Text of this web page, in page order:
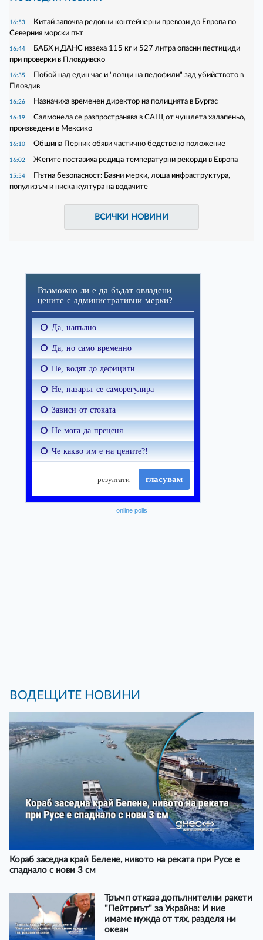
16:53
Китай започва редовни контейнерни превози до Европа по
Северния морски път
16:44
БАБХ и ДАНС иззеха 115 кг и 527 литра опасни пестициди
при проверки в Пловдивско
16:35
Побой над един час и "ловци на педофили" зад убийството в
Пловдив
16:26 Назначиха временен директор на полицията в Бургас
16:19
Салмонела се разпространява в САЩ от чушлета халапеньо,
произведени в Мексико
16:10 Община Перник обяви частично бедствено положение
16:02 Жегите поставиха редица температурни рекорди в Европа
15:54
Пътна безопасност: Бавни мерки, лоша инфраструктура,
популизъм и ниска култура на водачите
ВСИЧКИ НОВИНИ
online polls
ВОДЕЩИТЕ НОВИНИ
Кораб заседна край Белене, нивото на реката при Русе е
спаднало с нови 3 см
Тръмп отказа допълнителни ракети
"Пейтриът" за Украйна: И ние
имаме нужда от тях, разделя ни
океан